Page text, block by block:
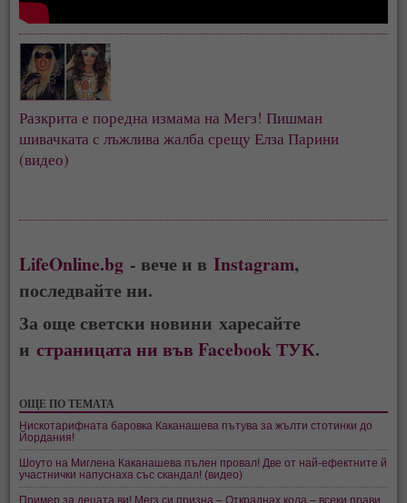
Разкрита е поредна измама на Мегз! Пишман
шивачката с лъжлива жалба срещу Елза Парини
(видео)
LifeOnline.bg - вече и вInstagram,
последвайте ни.
За още светски новини харесайте
истраницата ни във Facebook ТУК.
ОЩЕ ПО ТЕМАТА
Нискотарифната баровка Каканашева пътува за жълти стотинки до
Йордания!
Шоуто на Миглена Каканашева пълен провал! Две от най-ефектните й
участнички напуснаха със скандал! (видео)
Пример за децата ви! Мегз си призна – Откраднах кола – всеки прави